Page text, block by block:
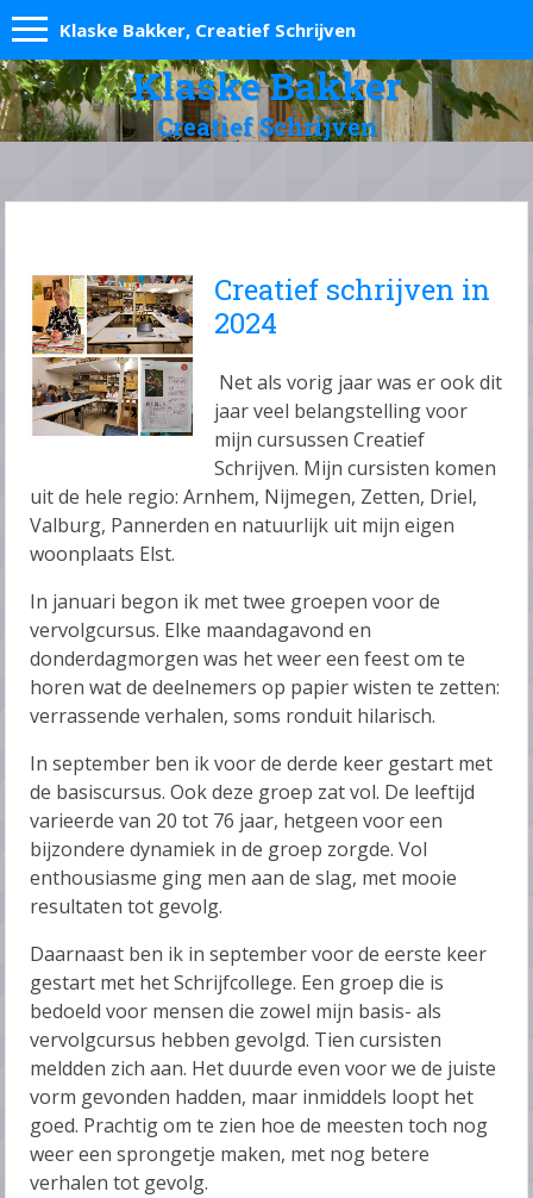
Klaske Bakker, Creatief Schrijven
Klaske Bakker
Creatief Schrijven
Creatief schrijven in
2024
Net als vorig jaar was er ook dit
jaar veel belangstelling voor
mijn cursussen Creatief
Schrijven. Mijn cursisten komen
uit de hele regio: Arnhem, Nijmegen, Zetten, Driel,
Valburg, Pannerden en natuurlijk uit mijn eigen
woonplaats Elst.
In januari begon ik met twee groepen voor de
vervolgcursus. Elke maandagavond en
donderdagmorgen was het weer een feest om te
horen wat de deelnemers op papier wisten te zetten:
verrassende verhalen, soms ronduit hilarisch.
In september ben ik voor de derde keer gestart met
de basiscursus. Ook deze groep zat vol. De leeftijd
varieerde van 20 tot 76 jaar, hetgeen voor een
bijzondere dynamiek in de groep zorgde. Vol
enthousiasme ging men aan de slag, met mooie
resultaten tot gevolg.
Daarnaast ben ik in september voor de eerste keer
gestart met het Schrijfcollege. Een groep die is
bedoeld voor mensen die zowel mijn basis- als
vervolgcursus hebben gevolgd. Tien cursisten
meldden zich aan. Het duurde even voor we de juiste
vorm gevonden hadden, maar inmiddels loopt het
goed. Prachtig om te zien hoe de meesten toch nog
weer een sprongetje maken, met nog betere
verhalen tot gevolg.